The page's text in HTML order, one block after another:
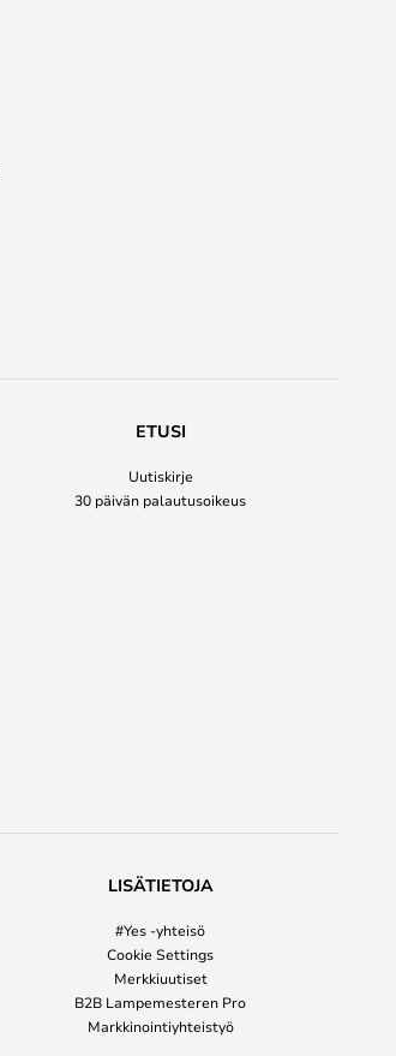
ETUSI
Uutiskirje
30 päivän palautusoikeus
LISÄTIETOJA
#Yes -yhteisö
Cookie Settings
Merkkiuutiset
B2B Lampemesteren Pro
Markkinointiyhteistyö